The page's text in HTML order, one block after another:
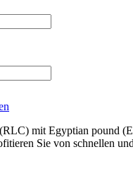
mit Egyptian pound
Sie von schnellen